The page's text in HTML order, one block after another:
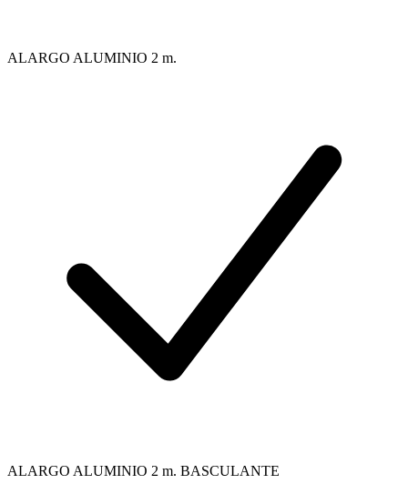
ALARGO ALUMINIO 2 m.
ALARGO ALUMINIO 2 m. BASCULANTE